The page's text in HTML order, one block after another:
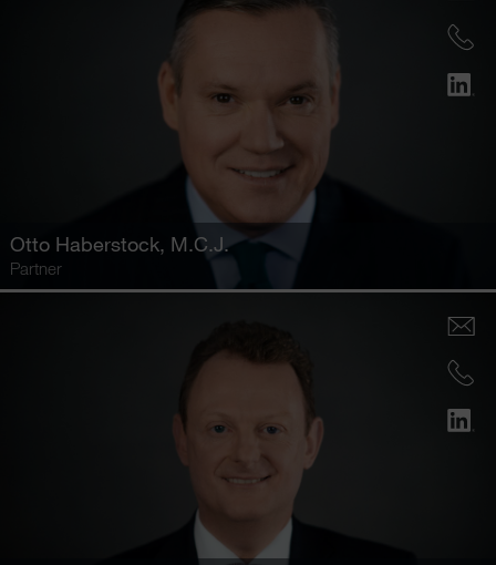
Otto Haberstock, M.C.J.
Partner